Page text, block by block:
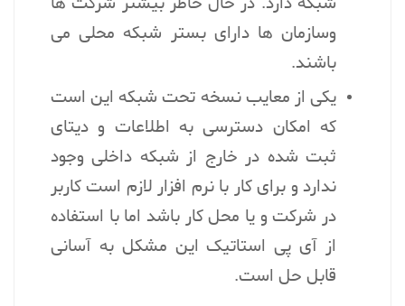
وسازمان ها دارای بستر شبکه محلی می
باشند.
یکی از معایب نسخه تحت شبکه این است
که امکان دسترسی به اطلاعات و دیتای
ثبت شده در خارج از شبکه داخلی وجود
ندارد و برای کار با نرم افزار لازم است کاربر
در شرکت و یا محل کار باشد اما با استفاده
از آی پی استاتیک این مشکل به آسانی
قابل حل است.